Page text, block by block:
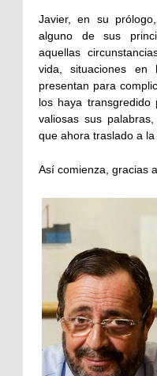
Javier, en su
alguno de sus
aquellas
vida, situaciones en
presentan para
los haya
valiosas sus
que ahora traslado a la
Así comienza, gracias